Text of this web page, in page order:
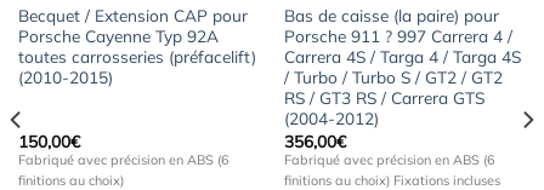
Becquet / Extension CAP pour
Porsche Cayenne Typ 92A
toutes carrosseries (préfacelift)
(2010-2015)
150,00€
Fabriqué avec précision en ABS (6
finitions au choix)
Bas de caisse (la paire) pour
Porsche 911 ? 997 Carrera 4 /
Carrera 4S / Targa 4 / Targa 4S
/ Turbo / Turbo S / GT2 / GT2
RS / GT3 RS / Carrera GTS
(2004-2012)
356,00€
Fabriqué avec précision en ABS (6
finitions au choix) Fixations incluses